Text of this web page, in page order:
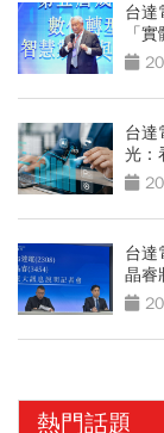
台達
「
台達
光：
台達
晶睿
熱門話題